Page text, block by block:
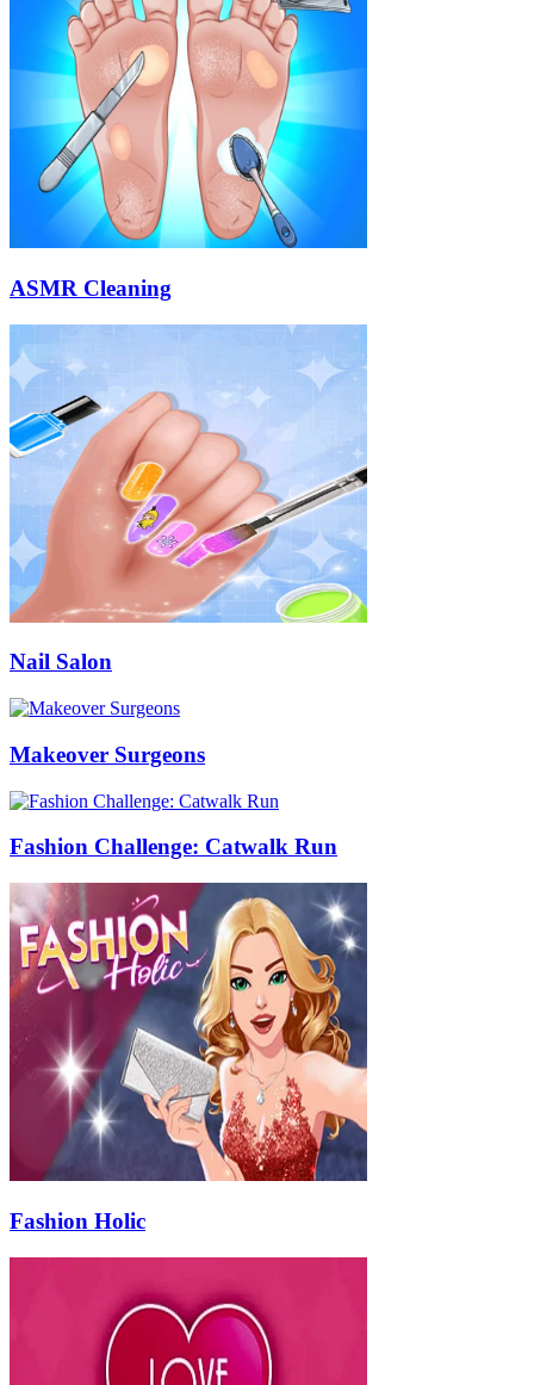
ASMR Cleaning
Nail Salon
Makeover Surgeons
Fashion Challenge: Catwalk Run
Fashion Holic